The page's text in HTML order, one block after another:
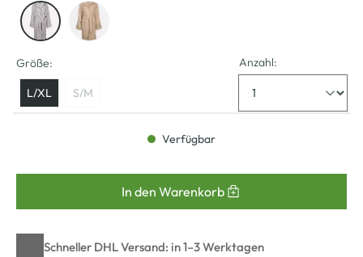
Größe:
L/XL S/M
Anzahl:
Verfügbar
In den Warenkorb
Schneller DHL Versand: in 1–3 Werktagen